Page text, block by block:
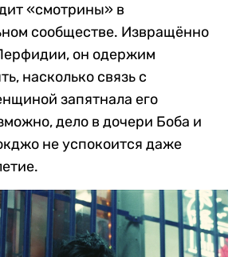
«смотрины» в
сообществе. Извращённо
он одержим
насколько связь с
запятнала его
дело в дочери Боба и
не успокоится даже